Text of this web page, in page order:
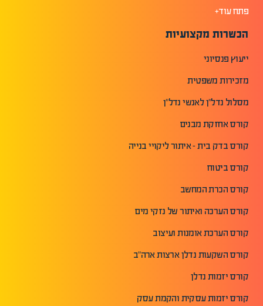
פתח עוד+
הכשרות מקצועיות
ייעוץ פנסיוני
מזכירות משפטית
מסלול נדל"ן לאנשי נדל"ן
קורס אחזקת מבנים
קורס בדק בית - איתור ליקויי בנייה
קורס ביטוח
קורס הכרת המחשב
קורס הערכה ואיתור של נזקי מים
קורס הערכת אומנות ועיצוב
קורס השקעות נדלן ארצות ארה"ב
קורס יזמות נדלן
קורס יזמות עסקית והקמת עסק